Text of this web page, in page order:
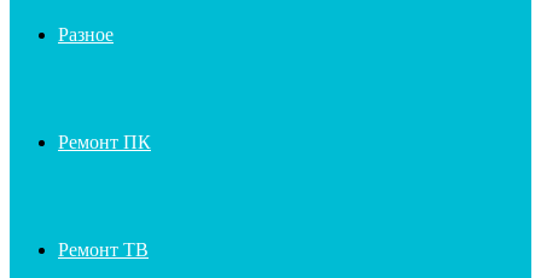
Разное
Ремонт ПК
Ремонт ТВ